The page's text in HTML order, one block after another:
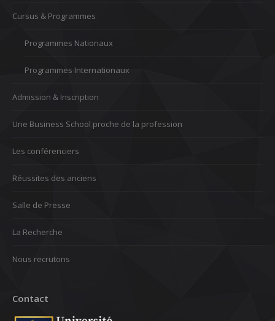
Cursus & Programmes
Programmes Nationaux
Programmes Internationaux
Admission & Inscription
Une Business School proche de la profession
Les conférenciers
Réussites des anciens
Salle de Presse
La Recherche
Nous recrutons
Contact